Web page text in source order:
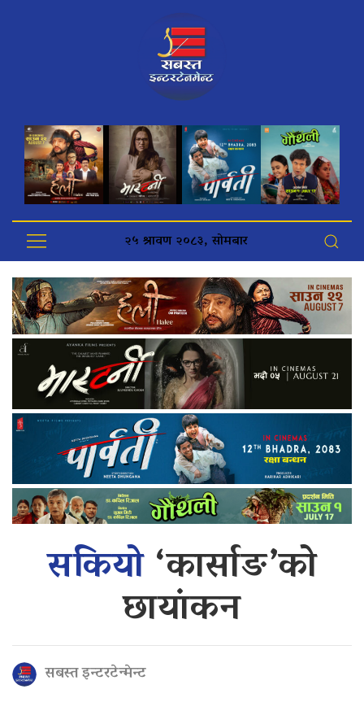
२५ श्रावण २०८३, सोमबार
सकियो‘कार्साङ’को
छायांकन
सबस्त इन्टरटेन्मेन्ट